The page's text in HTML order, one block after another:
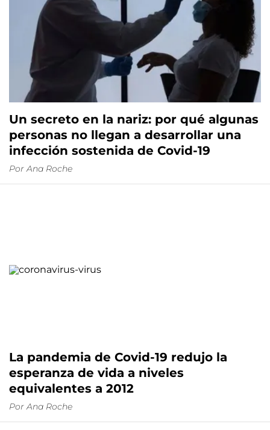
Un secreto en la nariz: por qué algunas
personas no llegan a desarrollar una
infección sostenida de Covid-19
Por Ana Roche
La pandemia de Covid-19 redujo la
esperanza de vida a niveles
equivalentes a 2012
Por Ana Roche